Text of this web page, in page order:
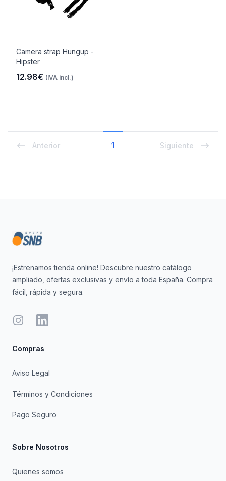
Camera strap Hungup -
Hipster
12.98€ (IVA incl.)
Anterior 1 Siguiente
¡Estrenamos tienda online! Descubre nuestro catálogo
ampliado, ofertas exclusivas y envío a toda España. Compra
fácil, rápida y segura.
InstagramLinkedIn
Compras
Aviso Legal
Términos y Condiciones
Pago Seguro
Sobre Nosotros
Quienes somos